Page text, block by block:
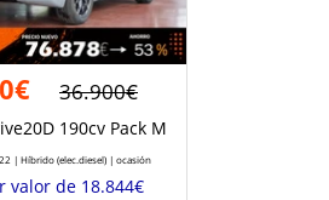
36.900€
190cv Pack M
| Híbrido (elec.diesel) | ocasión
valor de 18.844€